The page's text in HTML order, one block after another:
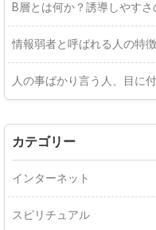
B層とは何か？誘導しやす
情報弱者と呼ばれる人の特徴
人の事ばかり言う人、目に
カテゴリー
インターネット
スピリチュアル